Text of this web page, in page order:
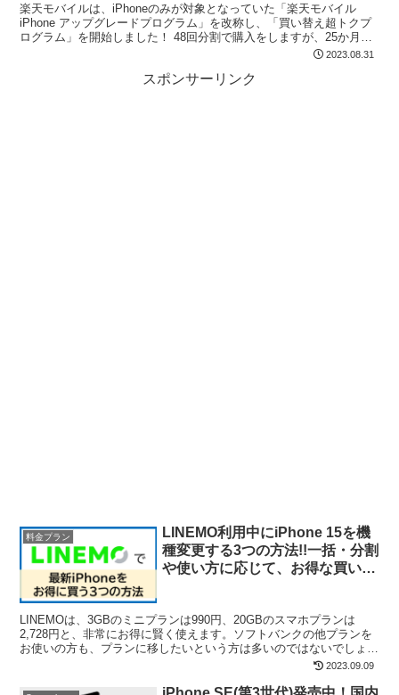
楽天モバイルは、iPhoneのみが対象となっていた「楽天モバイル
iPhone アップグレードプログラム」を改称し、「買い替え超トクプ
ログラム」を開始しました！ 48回分割で購入をしますが、25か月目
2023.08.31
スポンサーリンク
料金プラン
LINEMO利用中にiPhone 15を機
種変更する3つの方法!!一括・分割
や使い方に応じて、お得な買い方
LINEMOは、3GBのミニプランは990円、20GBのスマホプランは
2,728円と、非常にお得に賢く使えます。ソフトバンクの他プランを
お使いの方も、プランに移したいという方は多いのではないでしょう
2023.09.09